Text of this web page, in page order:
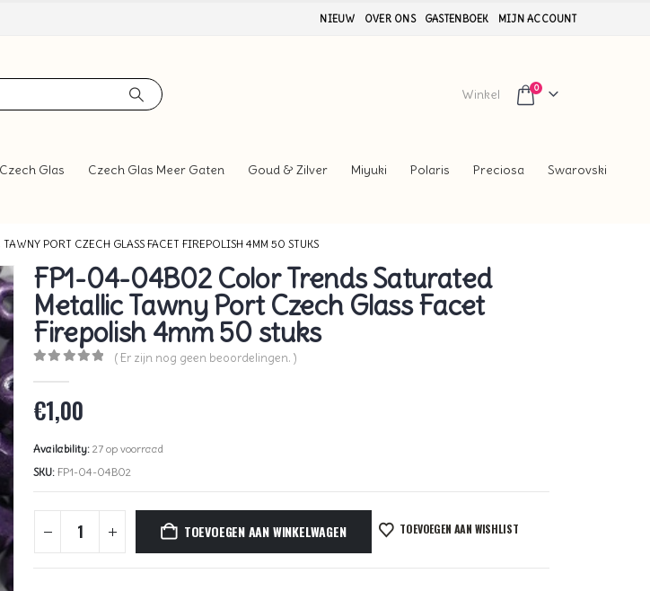
NIEUW OVER ONS GASTENBOEK MIJN ACCOUNT
Winkel 0
Czech Glas Czech Glas Meer Gaten Goud & Zilver Miyuki Polaris Preciosa Swarovski
PORT CZECH GLASS FACET FIREPOLISH 4MM 50 STUKS
FP1-04-04B02 Color Trends Saturated
Metallic Tawny Port Czech Glass Facet
Firepolish 4mm 50 stuks
( Er zijn nog geen beoordelingen. )
€1,00
Availability: 27 op voorraad
SKU: FP1-04-04B02
TOEVOEGEN AAN WINKELWAGEN TOEVOEGEN AAN WISHLIST